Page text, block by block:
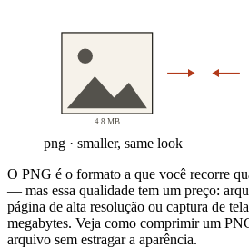
4.8 MB
png · smaller, same look
O PNG é o formato a que você recorre
— mas essa qualidade tem um preço:
página de alta resolução ou captura de
megabytes. Veja como comprimir um
arquivo sem estragar a aparência.